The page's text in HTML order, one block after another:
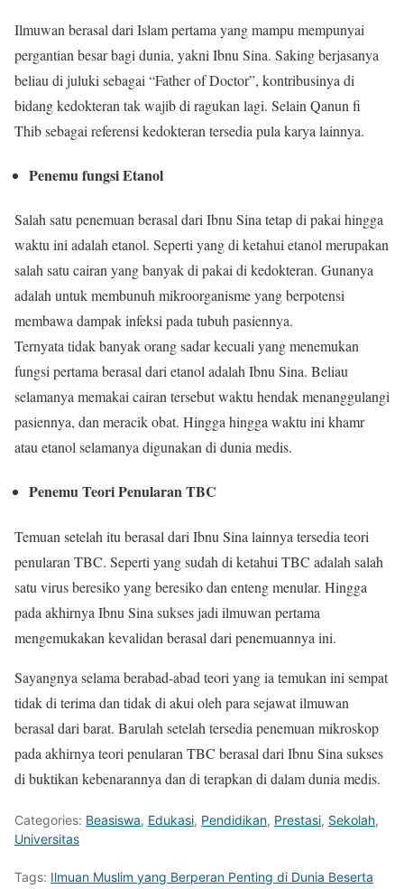
Ilmuwan berasal dari Islam pertama yang mampu mempunyai
pergantian besar bagi dunia, yakni Ibnu Sina. Saking berjasanya
beliau di juluki sebagai “Father of Doctor”, kontribusinya di
bidang kedokteran tak wajib di ragukan lagi. Selain Qanun fi
Thib sebagai referensi kedokteran tersedia pula karya lainnya.
Penemu fungsi Etanol
Salah satu penemuan berasal dari Ibnu Sina tetap di pakai hingga
waktu ini adalah etanol. Seperti yang di ketahui etanol merupakan
salah satu cairan yang banyak di pakai di kedokteran. Gunanya
adalah untuk membunuh mikroorganisme yang berpotensi
membawa dampak infeksi pada tubuh pasiennya.
Ternyata tidak banyak orang sadar kecuali yang menemukan
fungsi pertama berasal dari etanol adalah Ibnu Sina. Beliau
selamanya memakai cairan tersebut waktu hendak menanggulangi
pasiennya, dan meracik obat. Hingga hingga waktu ini khamr
atau etanol selamanya digunakan di dunia medis.
Penemu Teori Penularan TBC
Temuan setelah itu berasal dari Ibnu Sina lainnya tersedia teori
penularan TBC. Seperti yang sudah di ketahui TBC adalah salah
satu virus beresiko yang beresiko dan enteng menular. Hingga
pada akhirnya Ibnu Sina sukses jadi ilmuwan pertama
mengemukakan kevalidan berasal dari penemuannya ini.
Sayangnya selama berabad-abad teori yang ia temukan ini sempat
tidak di terima dan tidak di akui oleh para sejawat ilmuwan
berasal dari barat. Barulah setelah tersedia penemuan mikroskop
pada akhirnya teori penularan TBC berasal dari Ibnu Sina sukses
di buktikan kebenarannya dan di terapkan di dalam dunia medis.
Categories: Beasiswa, Edukasi, Pendidikan, Prestasi, Sekolah,
Universitas
Tags: Ilmuan Muslim yang Berperan Penting di Dunia Beserta